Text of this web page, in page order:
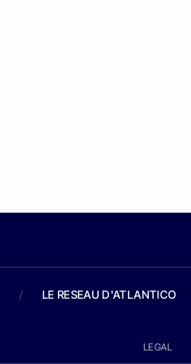
/ LE RESEAU D'ATLANTICO
LEGAL